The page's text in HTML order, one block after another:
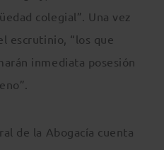
colegial”. Una vez
escrutinio, “los que
inmediata posesión
de la Abogacía cuenta